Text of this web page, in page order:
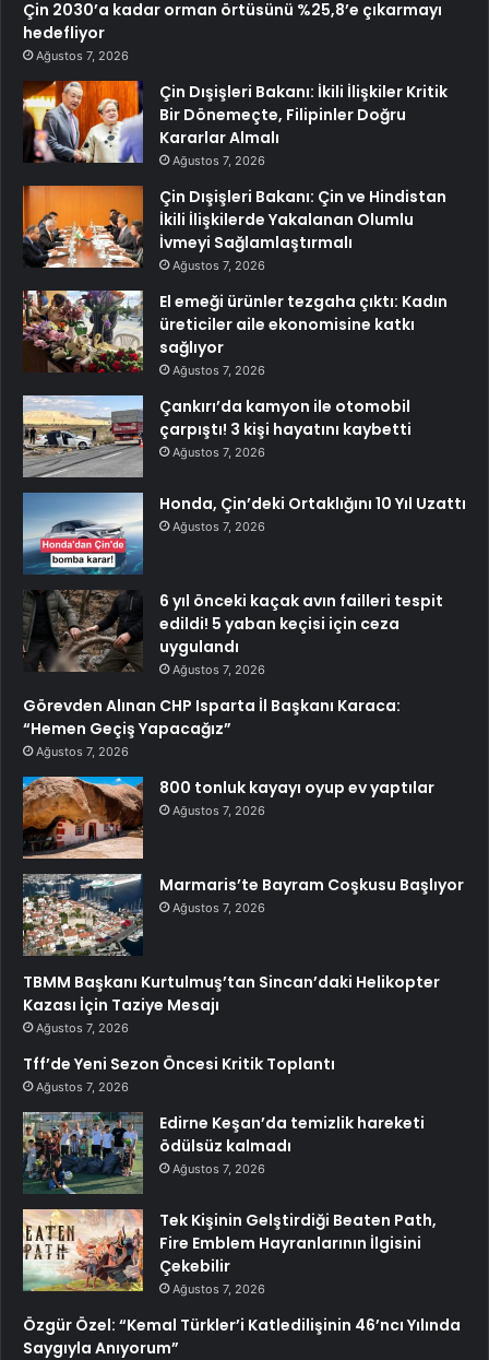
Çin 2030’a kadar orman örtüsünü %25,8’e çıkarmayı
hedefliyor
Ağustos 7, 2026
Çin Dışişleri Bakanı: İkili İlişkiler Kritik
Bir Dönemeçte, Filipinler Doğru
Kararlar Almalı
Ağustos 7, 2026
Çin Dışişleri Bakanı: Çin ve Hindistan
İkili İlişkilerde Yakalanan Olumlu
İvmeyi Sağlamlaştırmalı
Ağustos 7, 2026
El emeği ürünler tezgaha çıktı: Kadın
üreticiler aile ekonomisine katkı
sağlıyor
Ağustos 7, 2026
Çankırı’da kamyon ile otomobil
çarpıştı! 3 kişi hayatını kaybetti
Ağustos 7, 2026
Honda, Çin’deki Ortaklığını 10 Yıl Uzattı
Ağustos 7, 2026
6 yıl önceki kaçak avın failleri tespit
edildi! 5 yaban keçisi için ceza
uygulandı
Ağustos 7, 2026
Görevden Alınan CHP Isparta İl Başkanı Karaca:
“Hemen Geçiş Yapacağız”
Ağustos 7, 2026
800 tonluk kayayı oyup ev yaptılar
Ağustos 7, 2026
Marmaris’te Bayram Coşkusu Başlıyor
Ağustos 7, 2026
TBMM Başkanı Kurtulmuş’tan Sincan’daki Helikopter
Kazası İçin Taziye Mesajı
Ağustos 7, 2026
Tff’de Yeni Sezon Öncesi Kritik Toplantı
Ağustos 7, 2026
Edirne Keşan’da temizlik hareketi
ödülsüz kalmadı
Ağustos 7, 2026
Tek Kişinin Gelştirdiği Beaten Path,
Fire Emblem Hayranlarının İlgisini
Çekebilir
Ağustos 7, 2026
Özgür Özel: “Kemal Türkler’i Katledilişinin 46’ncı Yılında
Saygıyla Anıyorum”